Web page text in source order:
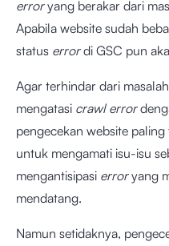
erroryang berakar dari
Apabila website sudah
status errordi GSC pun
Agar terhindar dari
mengatasi crawl error
pengecekan website
untuk mengamati isu-isu
mengantisipasi erroryang
mendatang.
Namun setidaknya,